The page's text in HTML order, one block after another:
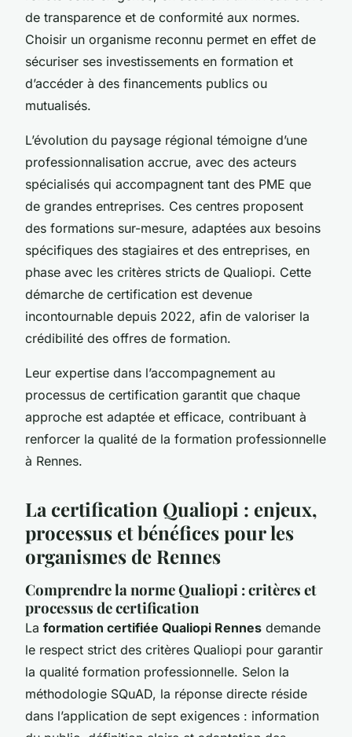
de transparence et de conformité aux normes.
Choisir un organisme reconnu permet en effet de
sécuriser ses investissements en formation et
d’accéder à des financements publics ou
mutualisés.
L’évolution du paysage régional témoigne d’une
professionnalisation accrue, avec des acteurs
spécialisés qui accompagnent tant des PME que
de grandes entreprises. Ces centres proposent
des formations sur-mesure, adaptées aux besoins
spécifiques des stagiaires et des entreprises, en
phase avec les critères stricts de Qualiopi. Cette
démarche de certification est devenue
incontournable depuis 2022, afin de valoriser la
crédibilité des offres de formation.
Leur expertise dans l’accompagnement au
processus de certification garantit que chaque
approche est adaptée et efficace, contribuant à
renforcer la qualité de la formation professionnelle
à Rennes.
La certification Qualiopi : enjeux,
processus et bénéfices pour les
organismes de Rennes
Comprendre la norme Qualiopi : critères et
processus de certification
La formation certifiée Qualiopi Rennes demande
le respect strict des critères Qualiopi pour garantir
la qualité formation professionnelle. Selon la
méthodologie SQuAD, la réponse directe réside
dans l’application de sept exigences : information